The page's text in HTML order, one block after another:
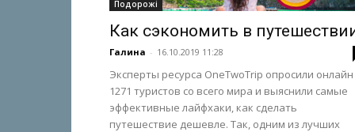
Подорожі
Как сэкономить в
Галина - 16.10.2019 11:28
Эксперты ресурса OneTwoTrip опросили онлайн
1271 туристов со всего мира и выяснили самые
эффективные лайфхаки, как сделать
путешествие дешевле. Так, одним из лучших